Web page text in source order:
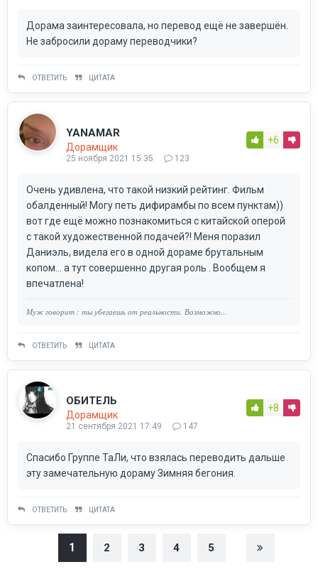
Дорама заинтересовала, но перевод ещё не завершён.
Не забросили дораму переводчики?
ОТВЕТИТЬ ЦИТАТА
YANAMAR
Дорамщик
25 ноября 2021 15:35 123
+6
Очень удивлена, что такой низкий рейтинг. Фильм
обалденный! Могу петь дифирамбы по всем пунктам))
вот где ещё можно познакомиться с китайской оперой
с такой художественной подачей?! Меня поразил
Даниэль, видела его в одной дораме брутальным
копом... а тут совершенно другая роль . Вообщем я
впечатлена!
Муж говорит : ты убегаешь от реальности. Возможно...
ОТВЕТИТЬ ЦИТАТА
ОБИТЕЛЬ
Дорамщик
21 сентября 2021 17:49 147
+8
Спасибо Группе ТаЛи, что взялась переводить дальше
эту замечательную дораму Зимняя бегония.
ОТВЕТИТЬ ЦИТАТА
1 2 3 4 5